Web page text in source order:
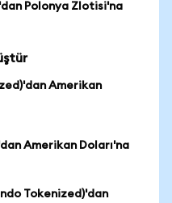
Polonya Zlotisi'na
Amerikan
Amerikan Doları'na
Tokenized)'dan